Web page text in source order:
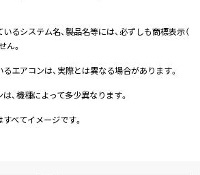
るシステム名、製品名等には、必ずしも商標表示（
ん。
エアコンは、実際とは異なる場合があります。
、機種によって多少異なります。
べてイメージです。